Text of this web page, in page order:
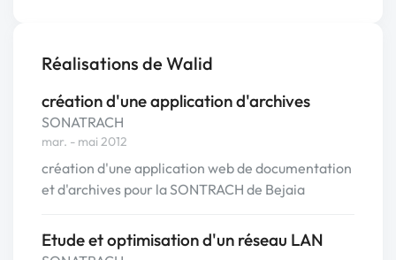
Réalisations de Walid
création d'une application d'archives
SONATRACH
mar. - mai 2012
création d'une application web de documentation
et d'archives pour la SONTRACH de Bejaia
Etude et optimisation d'un réseau LAN